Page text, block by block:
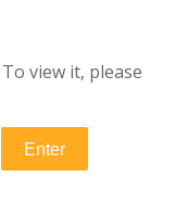
view it, please